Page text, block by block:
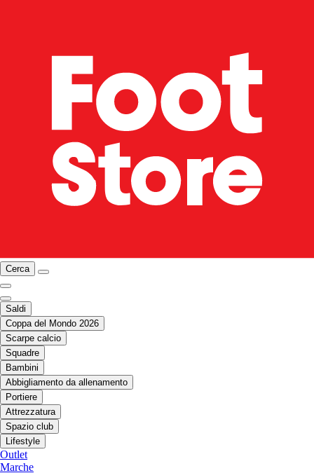
Cerca
Saldi
Coppa del Mondo 2026
Scarpe calcio
Squadre
Bambini
Abbigliamento da allenamento
Portiere
Attrezzatura
Spazio club
Lifestyle
Outlet
Marche